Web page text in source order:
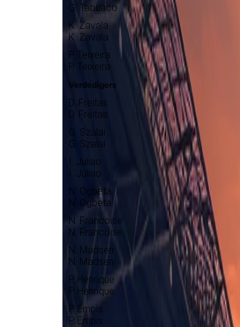
G. Tabuaco
K. Zavala
K. Zavala
P. Teixeira
P. Teixeira
Verdedigers
D. Freitas
D. Freitas
G. Szalai
G. Szalai
I. Juliao
I. Juliao
N. Ogbeta
N. Ogbeta
N. Francoise
N. Francoise
N. Madsen
N. Madsen
P. Henrique
P. Henrique
P. Empis
P. Empis